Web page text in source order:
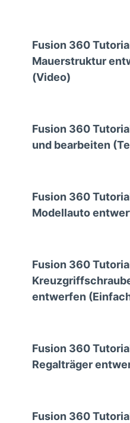
Fusion 360
Mauerstruktur
(Video)
Fusion 360
und bearbeiten
Fusion 360
Modellauto
Fusion 360
entwerfen
Fusion 360
Regalträger
Fusion 360